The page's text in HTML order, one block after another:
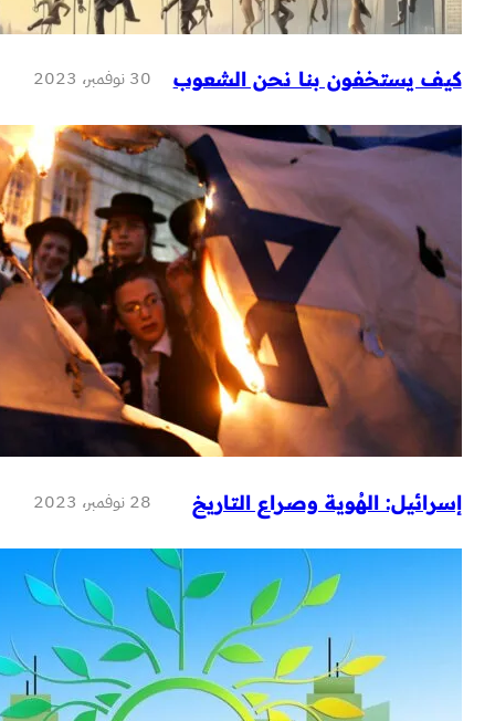
بنا نحن الشعوب 30 نوفمبر، 2023
الهُوية وصراع التاريخ 28 نوفمبر، 2023